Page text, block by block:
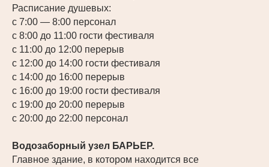
Расписание душевых:
с 7:00 — 8:00 персонал
с 8:00 до 11:00 гости фестиваля
с 11:00 до 12:00 перерыв
с 12:00 до 14:00 гости фестиваля
с 14:00 до 16:00 перерыв
с 16:00 до 19:00 гости фестиваля
с 19:00 до 20:00 перерыв
с 20:00 до 22:00 персонал
Водозаборный узел БАРЬЕР.
Главное здание, в котором находится все